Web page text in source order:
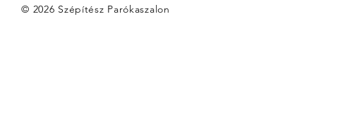
© 2026 Szépítész Parókaszalon